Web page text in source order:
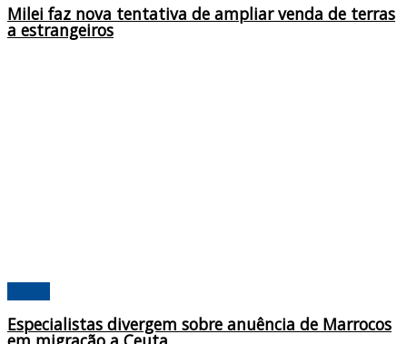
Milei faz nova tentativa de ampliar venda de terras
a estrangeiros
Especialistas divergem sobre anuência de Marrocos